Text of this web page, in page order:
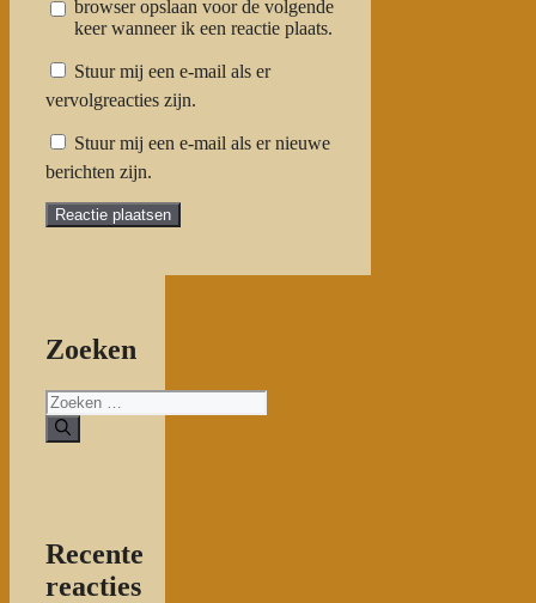
browser opslaan voor de volgende
keer wanneer ik een reactie plaats.
Stuur mij een e-mail als er
vervolgreacties zijn.
Stuur mij een e-mail als er nieuwe
berichten zijn.
Zoeken
Zoeken
naar:
Recente
reacties